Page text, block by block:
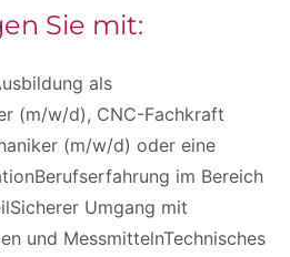
Sie mit:
als
(m/w/d), CNC-Fachkraft
(m/w/d) oder eine
im Bereich
Umgang mit
und MessmittelnTechnisches